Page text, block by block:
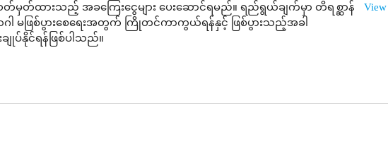
ထားသည့် အခကြေးငွေများ ပေးဆောင်ရမည်။ ရည်ရွယ်ချက်မှာ တိရစ္ဆာန်
ာဂါ မဖြစ်ပွားစေရေးအတွက် ကြိုတင်ကာကွယ်ရန်နှင့် ဖြစ်ပွားသည့်အခါ
ျုပ်နိုင်ရန်ဖြစ်ပါသည်။
View